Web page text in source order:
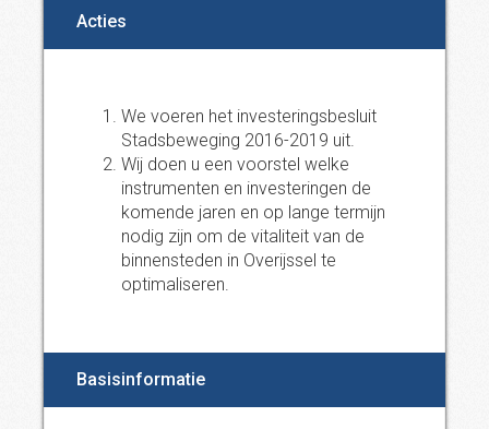
Acties
We voeren het investeringsbesluit
Stadsbeweging 2016-2019 uit.
Wij doen u een voorstel welke
instrumenten en investeringen de
komende jaren en op lange termijn
nodig zijn om de vitaliteit van de
binnensteden in Overijssel te
optimaliseren.
Basisinformatie